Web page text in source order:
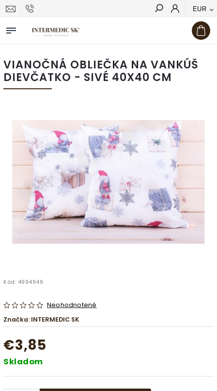
EUR
Hľadať
VIANOČNÁ OBLIEČKA NA VANKÚŠ
DIEVČATKO - SIVÉ 40X40 CM
Kód: 4994949
Neohodnotené
Značka: INTERMEDIC SK
€3,85
Skladom